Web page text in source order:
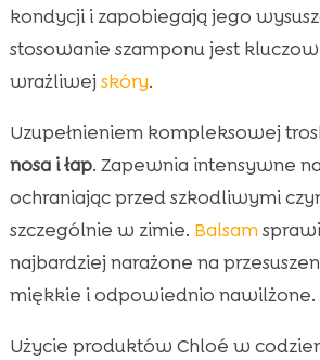
kondycji i zapobiegają jego
stosowanie szamponu jest
wrażliwej skóry.
Uzupełnieniem kompleksowej
nosa i łap. Zapewnia intensywne
ochraniając przed szkodliwymi
szczególnie w zimie. Balsam
najbardziej narażone na
miękkie i odpowiednio nawilżone.
Użycie produktów Chloé w